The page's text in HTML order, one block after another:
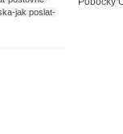
jak poslat-